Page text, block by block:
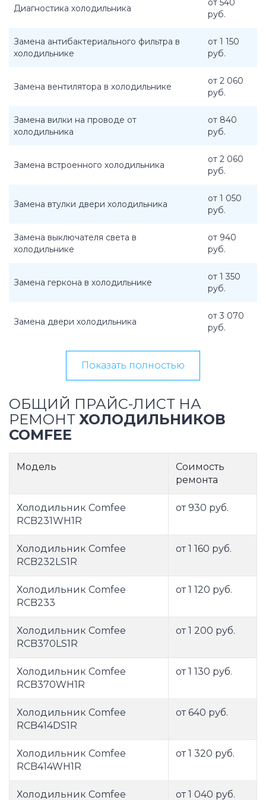
Диагностика холодильника
от 540
руб.
Замена антибактериального фильтра в
холодильнике
от 1 150
руб.
Замена вентилятора в холодильнике
от 2 060
руб.
Замена вилки на проводе от
холодильника
от 840
руб.
Замена встроенного холодильника
от 2 060
руб.
Замена втулки двери холодильника
от 1 050
руб.
Замена выключателя света в
холодильнике
от 940
руб.
Замена геркона в холодильнике
от 1 350
руб.
Замена двери холодильника
от 3 070
руб.
Показать полностью
ОБЩИЙ ПРАЙС-ЛИСТ НА
РЕМОНТ ХОЛОДИЛЬНИКОВ
COMFEE
Модель
Соимость
ремонта
Холодильник Comfee
RCB231WH1R
от 930 руб.
Холодильник Comfee
RCB232LS1R
от 1 160 руб.
Холодильник Comfee
RCB233
от 1 120 руб.
Холодильник Comfee
RCB370LS1R
от 1 200 руб.
Холодильник Comfee
RCB370WH1R
от 1 130 руб.
Холодильник Comfee
RCB414DS1R
от 640 руб.
Холодильник Comfee
RCB414WH1R
от 1 320 руб.
Холодильник Comfee
от 1 040 руб.